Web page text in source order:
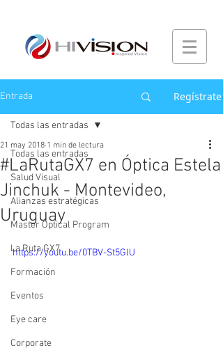
Entrada Regístrate
Todas las entradas
Salud Visual
Alianzas estratégicas
Master Optical Program
La Ruta GX7
Formación
Eventos
Eye care
Corporate
Todas las entradas
#LaRutaGX7 en Óptica Estela
Jinchuk - Montevideo,
Uruguay
21 may 2018 1 min de lectura
https://youtu.be/0TBV-St5GlU